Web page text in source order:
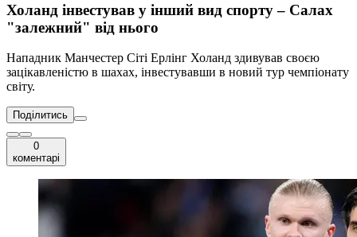
Холанд інвестував у інший вид спорту – Салах
"залежний" від нього
Нападник Манчестер Сіті Ерлінг Холанд здивував своєю
зацікавленістю в шахах, інвестувавши в новий тур чемпіонату
світу.
Поділитись
0
коментарі